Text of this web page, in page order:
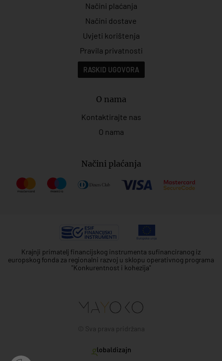
Načini plaćanja
Načini dostave
Uvjeti korištenja
Pravila privatnosti
RASKID UGOVORA
O nama
Kontaktirajte nas
O nama
Načini plaćanja
Krajnji primatelj financijskog instrumenta sufinanciranog iz
europskog fonda za regionalni razvoj u sklopu operativnog programa
"Konkurentnost i kohezija"
© Sva prava pridržana